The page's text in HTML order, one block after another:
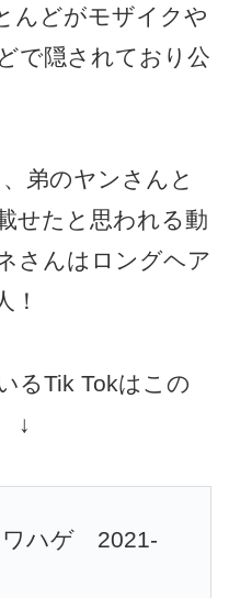
んどがモザイクや
で隠されており公
弟のヤンさんと
せたと思われる動
さんはロングヘア
！
るTik Tokはこの
↓
ワハゲ 2021-